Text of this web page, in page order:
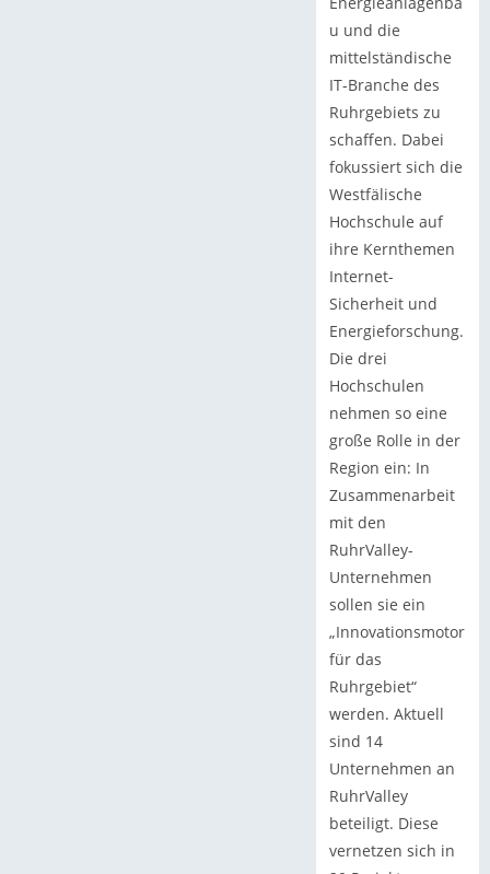
u und die
mittelständische
IT-Branche des
Ruhrgebiets zu
schaffen. Dabei
fokussiert sich die
Westfälische
Hochschule auf
ihre Kernthemen
Internet-
Sicherheit und
Energieforschung.
Die drei
Hochschulen
nehmen so eine
große Rolle in der
Region ein: In
Zusammenarbeit
mit den
RuhrValley-
Unternehmen
sollen sie ein
„Innovationsmotor
für das
Ruhrgebiet“
werden. Aktuell
sind 14
Unternehmen an
RuhrValley
beteiligt. Diese
vernetzen sich in